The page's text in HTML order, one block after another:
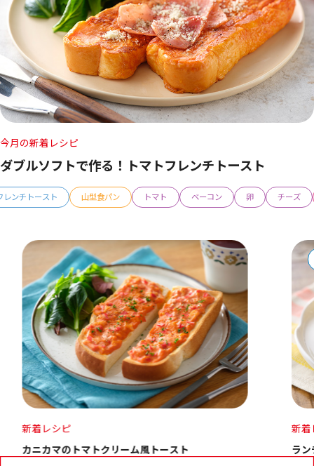
今月の新着レシピ
ダブルソフトで作る！トマトフレンチトースト
レンチトースト 山型食パン トマト ベーコン 卵 チーズ
新着レシピ
ランチパック とろ～りピーナッツのハムチーズサンド
新着
た